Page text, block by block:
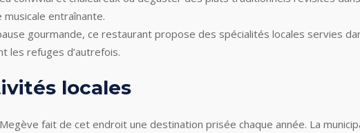
entraînante.
gourmande, ce restaurant propose des spécialités locales servies
les refuges d’autrefois.
locales
fait de cet endroit une destination prisée chaque année. La